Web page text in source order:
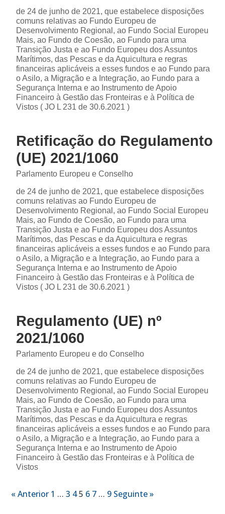
de 24 de junho de 2021, que estabelece disposições
comuns relativas ao Fundo Europeu de
Desenvolvimento Regional, ao Fundo Social Europeu
Mais, ao Fundo de Coesão, ao Fundo para uma
Transição Justa e ao Fundo Europeu dos Assuntos
Marítimos, das Pescas e da Aquicultura e regras
financeiras aplicáveis a esses fundos e ao Fundo para
o Asilo, a Migração e a Integração, ao Fundo para a
Segurança Interna e ao Instrumento de Apoio
Financeiro à Gestão das Fronteiras e à Política de
Vistos ( JO L 231 de 30.6.2021 )
Retificação do Regulamento
(UE) 2021/1060
Parlamento Europeu e Conselho
de 24 de junho de 2021, que estabelece disposições
comuns relativas ao Fundo Europeu de
Desenvolvimento Regional, ao Fundo Social Europeu
Mais, ao Fundo de Coesão, ao Fundo para uma
Transição Justa e ao Fundo Europeu dos Assuntos
Marítimos, das Pescas e da Aquicultura e regras
financeiras aplicáveis a esses fundos e ao Fundo para
o Asilo, a Migração e a Integração, ao Fundo para a
Segurança Interna e ao Instrumento de Apoio
Financeiro à Gestão das Fronteiras e à Política de
Vistos ( JO L 231 de 30.6.2021 )
Regulamento (UE) nº
2021/1060
Parlamento Europeu e do Conselho
de 24 de junho de 2021, que estabelece disposições
comuns relativas ao Fundo Europeu de
Desenvolvimento Regional, ao Fundo Social Europeu
Mais, ao Fundo de Coesão, ao Fundo para uma
Transição Justa e ao Fundo Europeu dos Assuntos
Marítimos, das Pescas e da Aquicultura e regras
financeiras aplicáveis a esses fundos e ao Fundo para
o Asilo, a Migração e a Integração, ao Fundo para a
Segurança Interna e ao Instrumento de Apoio
Financeiro à Gestão das Fronteiras e à Política de
Vistos
« Anterior 1 … 3 45 6 7 … 9 Seguinte »